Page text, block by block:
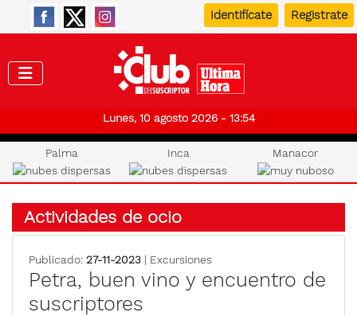
Identifícate Registrate
Lunes, 10 agosto 2026 - 13:54
Palma Inca Manacor
Actividades de ocio
Publicado: 27-11-2023 | Excursiones
Petra, buen vino y encuentro de
suscriptores